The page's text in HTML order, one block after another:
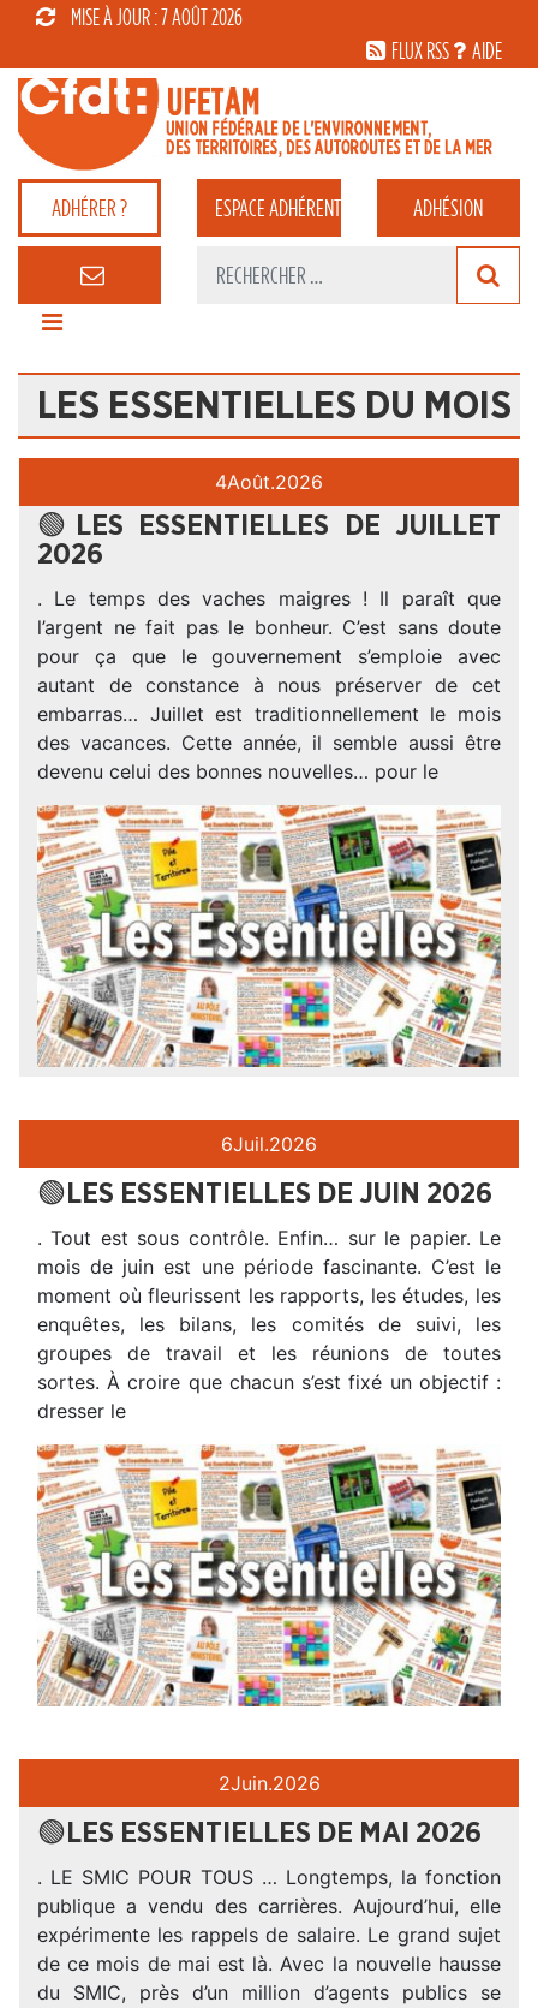
MISE À JOUR : 7 AOÛT 2026
FLUX RSS
AIDE
ADHÉRER ? ESPACEADHÉRENT ADHÉSION
LES ESSENTIELLES DU MOIS
4Août.2026
🟢LES ESSENTIELLES DE JUILLET
2026
. Le temps des vaches maigres ! Il paraît que
l’argent ne fait pas le bonheur. C’est sans doute
pour ça que le gouvernement s’emploie avec
autant de constance à nous préserver de cet
embarras… Juillet est traditionnellement le mois
des vacances. Cette année, il semble aussi être
devenu celui des bonnes nouvelles… pour le
6Juil.2026
🟢LES ESSENTIELLES DE JUIN 2026
. Tout est sous contrôle. Enfin… sur le papier. Le
mois de juin est une période fascinante. C’est le
moment où fleurissent les rapports, les études, les
enquêtes, les bilans, les comités de suivi, les
groupes de travail et les réunions de toutes
sortes. À croire que chacun s’est fixé un objectif :
dresser le
2Juin.2026
🟢LES ESSENTIELLES DE MAI 2026
. LE SMIC POUR TOUS … Longtemps, la fonction
publique a vendu des carrières. Aujourd’hui, elle
expérimente les rappels de salaire. Le grand sujet
de ce mois de mai est là. Avec la nouvelle hausse
du SMIC, près d’un million d’agents publics se